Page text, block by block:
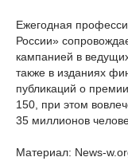
Ежегодная
России»
кампанией в
также в изданиях
публикаций о
150, при этом
35 миллионов
Материал: News-